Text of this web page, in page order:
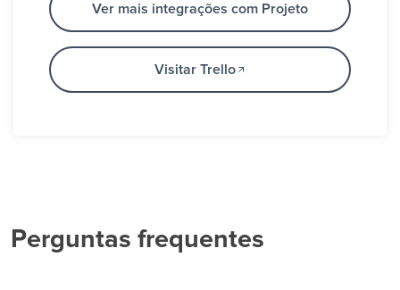
Ver mais integrações com Projeto
Visitar Trello
Perguntas frequentes